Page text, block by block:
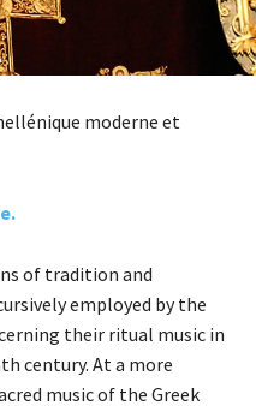
moderne et
of tradition and
employed by the
their ritual music in
century. At a more
music of the Greek